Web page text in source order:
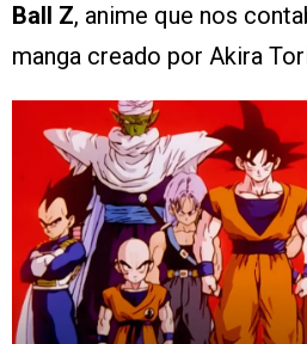
Ball Z, anime que nos
manga creado por Akira